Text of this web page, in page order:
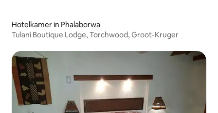
Hotelkamer in Phalaborwa
Tulani Boutique Lodge, Torchwood, Groot-Kruger